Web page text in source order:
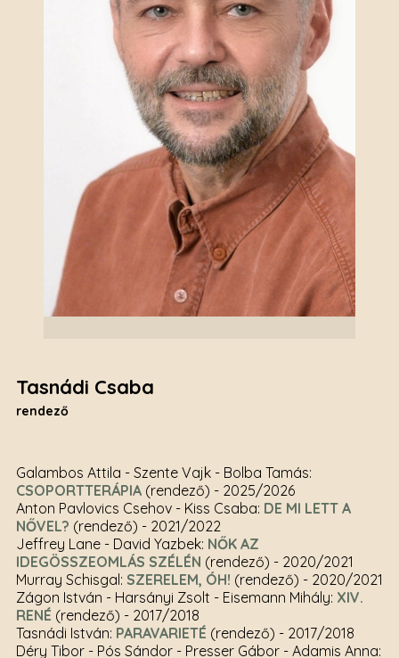
Tasnádi Csaba
rendező
Galambos Attila - Szente Vajk - Bolba Tamás:
CSOPORTTERÁPIA(rendező) - 2025/2026
Anton Pavlovics Csehov - Kiss Csaba: DE MI LETT A
NŐVEL? (rendező) - 2021/2022
Jeffrey Lane - David Yazbek: NŐK AZ
IDEGÖSSZEOMLÁS SZÉLÉN (rendező) - 2020/2021
Murray Schisgal: SZERELEM, ÓH! (rendező) - 2020/2021
Zágon István - Harsányi Zsolt - Eisemann Mihály: XIV.
RENÉ (rendező) - 2017/2018
Tasnádi István: PARAVARIETÉ (rendező) - 2017/2018
Déry Tibor - Pós Sándor - Presser Gábor - Adamis Anna: